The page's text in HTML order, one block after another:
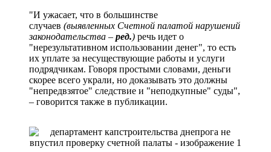
"И ужасает, что в большинстве
случаев (выявленных Счетной палатой нарушений
законодательства – ред.) речь идет о
"нерезультативном использовании денег", то есть
их уплате за несуществующие работы и услуги
подрядчикам. Говоря простыми словами, деньги
скорее всего украли, но доказывать это должны
"непредвзятое" следствие и "неподкупные" суды",
– говорится также в публикации.